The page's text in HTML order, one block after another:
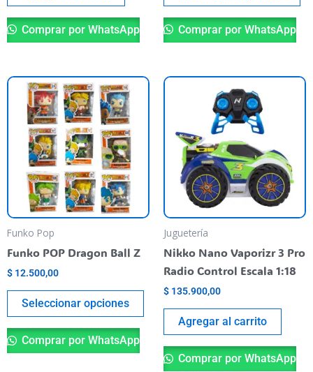
Comprar por WhatsApp Comprar por WhatsApp
Funko Pop
Funko POP Dragon Ball Z
$ 12.500,00
Seleccionar opciones
Este
variantes.
opciones
se
pueden
elegir
del
producto
Comprar por WhatsApp
Juguetería
Nikko Nano Vaporizr 3 Pro
Radio Control Escala 1:18
$ 135.900,00
Agregar al carrito
Comprar por WhatsApp